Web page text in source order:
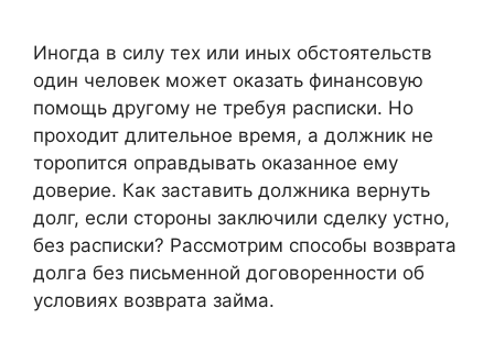
Иногда в силу тех или иных обстоятельств
один человек может оказать финансовую
помощь другому не требуя расписки. Но
проходит длительное время, а должник не
торопится оправдывать оказанное ему
доверие. Как заставить должника вернуть
долг, если стороны заключили сделку устно,
без расписки? Рассмотрим способы возврата
долга без письменной договоренности об
условиях возврата займа.